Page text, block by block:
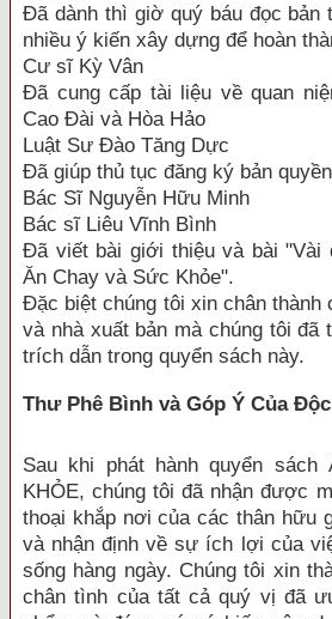
Đã dành thì giờ quý báu đọc bản
nhiều ý kiến xây dựng để hoàn
Cư sĩ Kỳ Vân
Đã cung cấp tài liệu về quan
Cao Đài và Hòa Hảo
Luật Sư Đào Tăng Dực
Đã giúp thủ tục đăng ký bản
Bác Sĩ Nguyễn Hữu Minh
Bác sĩ Liêu Vĩnh Bình
Đã viết bài giới thiệu và bài "Vài
Ăn Chay và Sức Khỏe".
Đặc biệt chúng tôi xin chân thành
và nhà xuất bản mà chúng tôi đã
trích dẫn trong quyển sách này.
Thư Phê Bình và Góp Ý Của
Sau khi phát hành quyển sách
KHỎE, chúng tôi đã nhận được
thoại khắp nơi của các thân hữu
và nhận định về sự ích lợi của
sống hàng ngày. Chúng tôi xin
chân tình của tất cả quý vị đã